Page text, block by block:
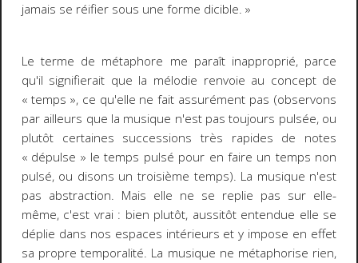
jamais se réifier sous une forme dicible. »
Le terme de métaphore me paraît inapproprié, parce
qu'il signifierait que la mélodie renvoie au concept de
« temps », ce qu'elle ne fait assurément pas (observons
par ailleurs que la musique n'est pas toujours pulsée, ou
plutôt certaines successions très rapides de notes
« dépulse » le temps pulsé pour en faire un temps non
pulsé, ou disons un troisième temps). La musique n'est
pas abstraction. Mais elle ne se replie pas sur elle-
même, c'est vrai : bien plutôt, aussitôt entendue elle se
déplie dans nos espaces intérieurs et y impose en effet
sa propre temporalité. La musique ne métaphorise rien,